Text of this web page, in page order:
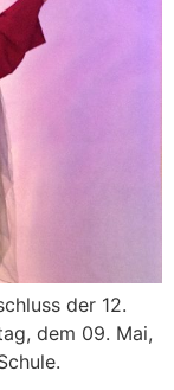
der 12.
dem 09. Mai,